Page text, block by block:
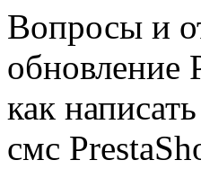
Вопросы и
обновление
как
смс